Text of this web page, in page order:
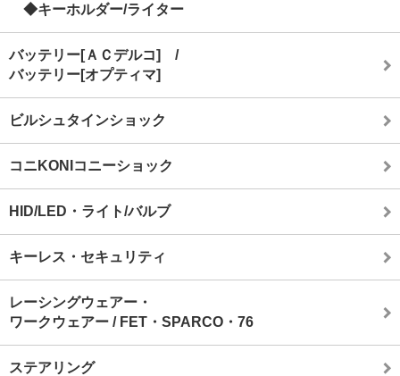
◆キーホルダー/ライター
バッテリー[ＡＣデルコ] /
バッテリー[オプティマ]
ビルシュタインショック
コニKONIコニーショック
HID/LED・ライト/バルブ
キーレス・セキュリティ
レーシングウェアー・
ワークウェアー / FET・SPARCO・76
ステアリング